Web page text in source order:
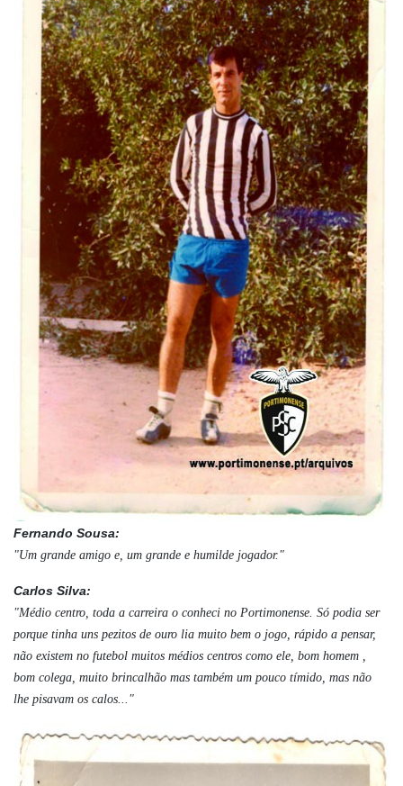
Fernando Sousa:
"Um grande amigo e, um grande e humilde jogador."
Carlos Silva:
"Médio centro, toda a carreira o conheci no Portimonense. Só podia ser
porque tinha uns pezitos de ouro lia muito bem o jogo, rápido a pensar,
não existem no futebol muitos médios centros como ele, bom homem ,
bom colega, muito brincalhão mas também um pouco tímido, mas não
lhe pisavam os calos..."